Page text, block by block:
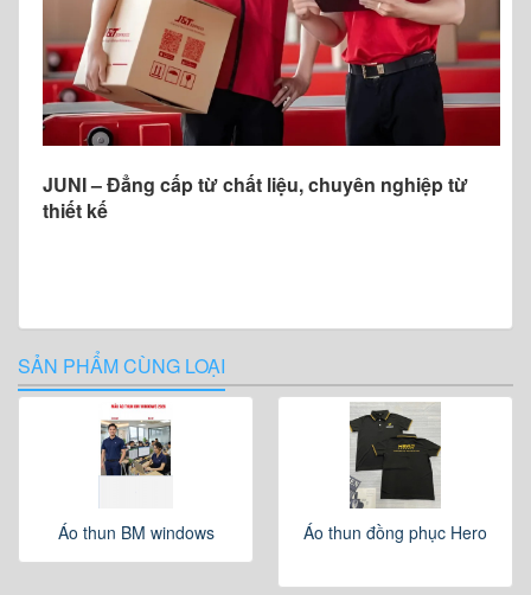
JUNI – Đẳng cấp từ chất liệu, chuyên nghiệp từ
thiết kế
SẢN PHẨM CÙNG LOẠI
Áo thun BM windows Áo thun đồng phục Hero